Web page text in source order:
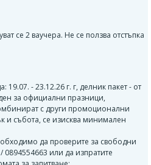
се 2 ваучера. Не се ползва отстъпка
19.07. - 23.12.26 г. г, делник пакет - от
за официални празници,
с други промоционални
и събота, се изисква минимален
да проверите за свободни
0894554663 или да изпратите